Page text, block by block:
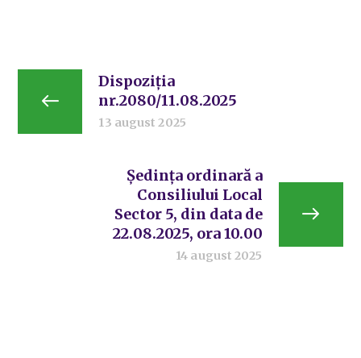
Dispoziția
nr.2080/11.08.2025
13 august 2025
Ședința ordinară a
Consiliului Local
Sector 5, din data de
22.08.2025, ora 10.00
14 august 2025